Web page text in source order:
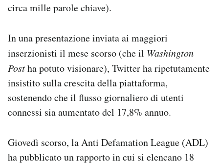
circa mille parole chiave).
In una presentazione inviata ai maggiori
inserzionisti il mese scorso (che il Washington
Postha potuto visionare), Twitter ha ripetutamente
insistito sulla crescita della piattaforma,
sostenendo che il flusso giornaliero di utenti
connessi sia aumentato del 17,8% annuo.
Giovedì scorso, la Anti Defamation League (ADL)
ha pubblicato un rapporto in cui si elencano 18